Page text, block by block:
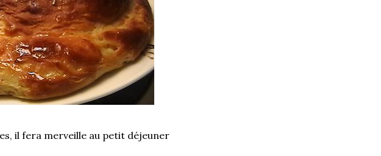
il fera merveille au petit déjeuner